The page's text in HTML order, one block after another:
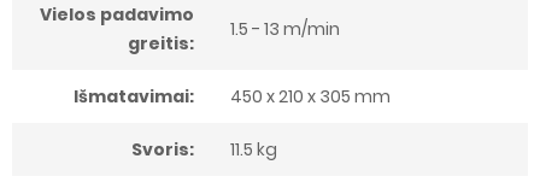
Vielos padavimo
greitis:
1.5 - 13 m/min
Išmatavimai: 450 x 210 x 305 mm
Svoris: 11.5 kg